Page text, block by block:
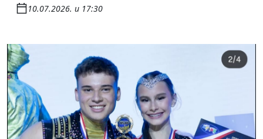
10.07.2026. u 17:30